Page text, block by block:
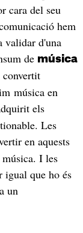
cara del seu
hem
validar d'una
de música
convertit
música en
els
Les
en aquests
I les
igual que ho és
un